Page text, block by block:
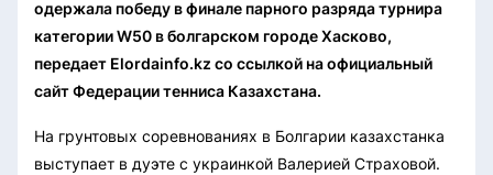
одержала победу в финале парного разряда турнира
категории W50 в болгарском городе Хасково,
передает Elordainfo.kz со ссылкой на официальный
сайт Федерации тенниса Казахстана.
На грунтовых соревнованиях в Болгарии казахстанка
выступает в дуэте с украинкой Валерией Страховой.